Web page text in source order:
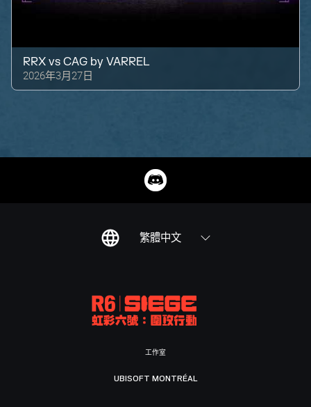
RRX vsCAG by VARREL
2026年3月27日
繁體中文
工作室
UBISOFT MONTRÉAL